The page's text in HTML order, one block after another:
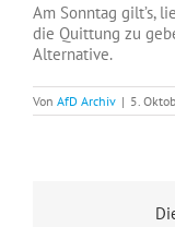
Am Sonntag gilt’s,
die Quittung zu
Alternative.
Von AfD Archiv | 5.